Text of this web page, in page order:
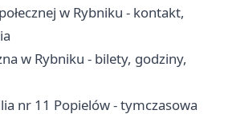
w Rybniku - kontakt,
w Rybniku - bilety, godziny,
nr 11 Popielów - tymczasowa